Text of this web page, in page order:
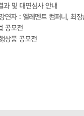
및 대면심사 안내
연자 : 엘레멘트 컴퍼니, 최장
공모전
상품 공모전